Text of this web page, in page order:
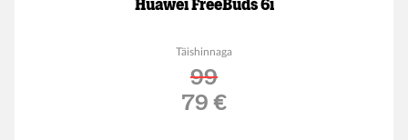
Huawei FreeBuds 6i
Täishinnaga
99
Soodushind
79 €